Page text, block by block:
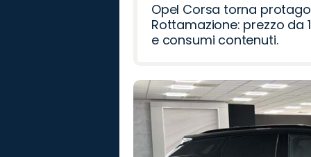
Opel Corsa torna
Rottamazione: prezzo da
e consumi contenuti.